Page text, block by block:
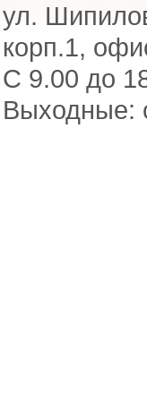
ул.
корп.1,
С 9.00 до
Выходные: